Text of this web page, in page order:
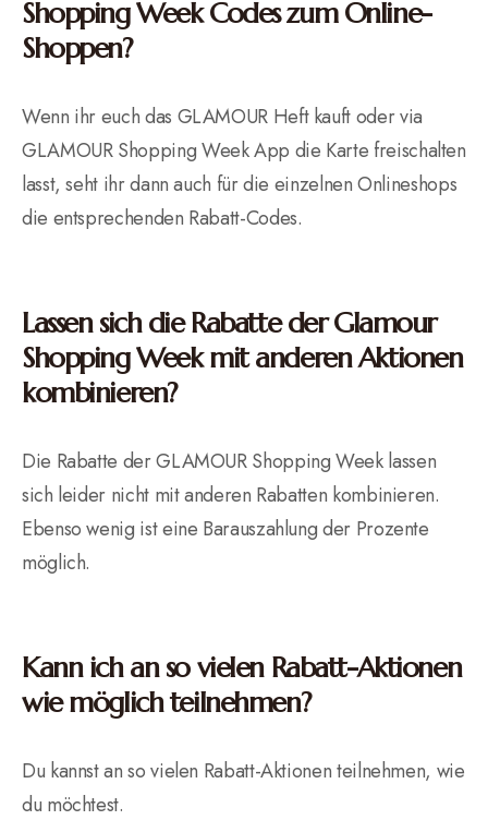
Shopping Week Codes zum Online-
Shoppen?
Wenn ihr euch das GLAMOUR Heft kauft oder via
GLAMOUR Shopping Week App die Karte freischalten
lasst, seht ihr dann auch für die einzelnen Onlineshops
die entsprechenden Rabatt-Codes.
Lassen sich die Rabatte der Glamour
Shopping Week mit anderen Aktionen
kombinieren?
Die Rabatte der GLAMOUR Shopping Week lassen
sich leider nicht mit anderen Rabatten kombinieren.
Ebenso wenig ist eine Barauszahlung der Prozente
möglich.
Kann ich an so vielen Rabatt-Aktionen
wie möglich teilnehmen?
Du kannst an so vielen Rabatt-Aktionen teilnehmen, wie
du möchtest.